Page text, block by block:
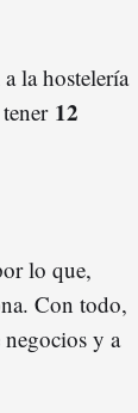
la hostelería
12
lo que,
Con todo,
y a